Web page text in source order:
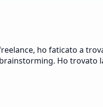
ho faticato a
Ho trovato